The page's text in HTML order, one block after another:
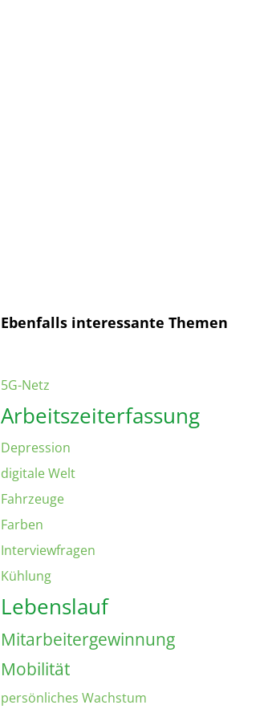
Ebenfalls interessante Themen
5G-Netz
Arbeitszeiterfassung
Depression
digitale Welt
Fahrzeuge
Farben
Interviewfragen
Kühlung
Lebenslauf
Mitarbeitergewinnung
Mobilität
persönliches Wachstum